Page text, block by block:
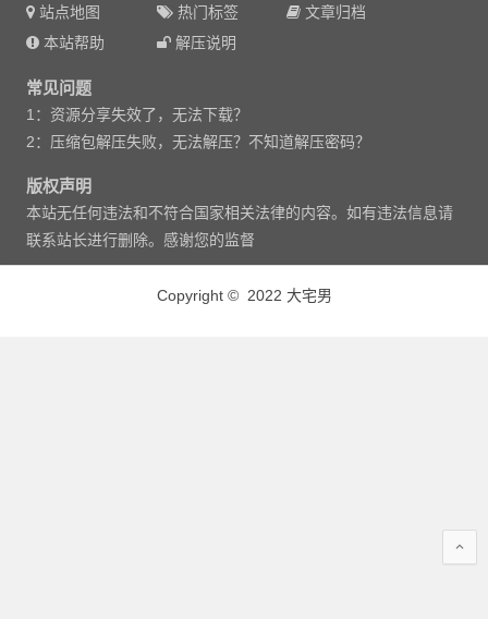
站点地图 热门标签
文章归档
本站帮助
解压说明
常见问题
1：资源分享失效了，无法下载？
2：压缩包解压失败，无法解压？不知道解压密码？
版权声明
本站无任何违法和不符合国家相关法律的内容。如有违法信息请
联系站长进行删除。感谢您的监督
Copyright © 2022 大宅男